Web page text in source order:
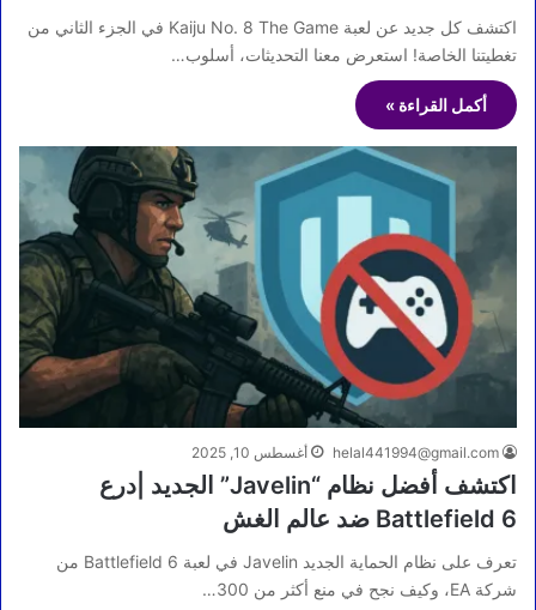
اكتشف كل جديد عن لعبة Kaiju No. 8 The Game في الجزء الثاني من
تغطيتنا الخاصة! استعرض معنا التحديثات، أسلوب…
أكمل القراءة »
helal441994@gmail.com أغسطس 10, 2025
اكتشف أفضل نظام “Javelin” الجديد |درع
Battlefield 6 ضد عالم الغش
تعرف على نظام الحماية الجديد Javelin في لعبة Battlefield 6 من
شركة EA، وكيف نجح في منع أكثر من 300…